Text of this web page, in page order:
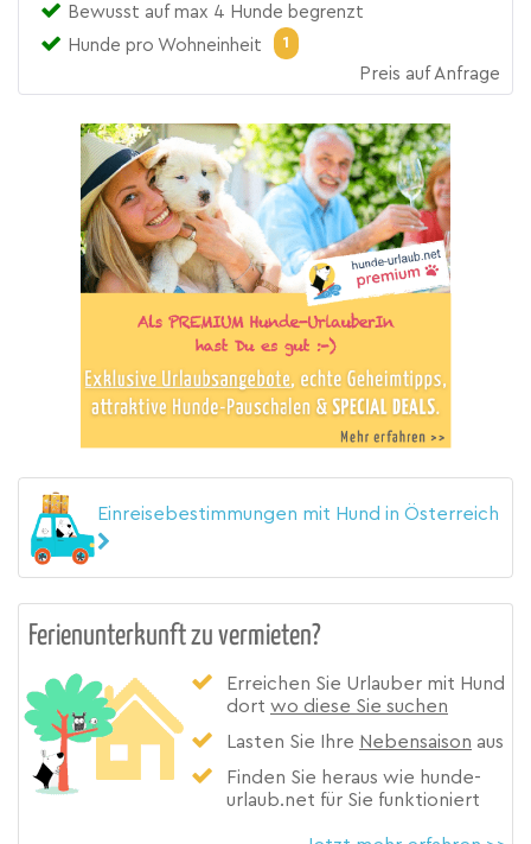
Bewusst auf max 4 Hunde begrenzt
Hunde pro Wohneinheit
1
Preis auf Anfrage
Einreisebestimmungen mit Hund in Österreich
Ferienunterkunft zu vermieten?
Erreichen Sie Urlauber mit Hund
dort wo diese Sie suchen
Lasten Sie Ihre Nebensaison aus
Finden Sie heraus wie hunde-
urlaub.net für Sie funktioniert